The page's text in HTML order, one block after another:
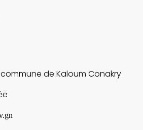
de Kaloum Conakry